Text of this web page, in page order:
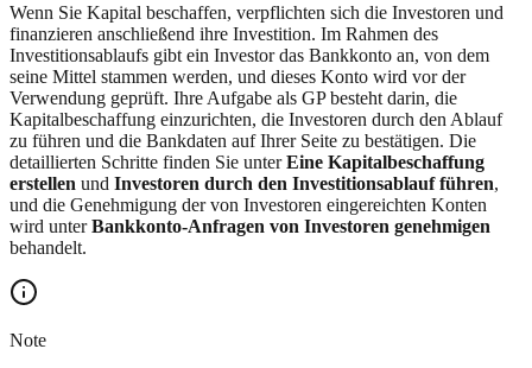
Wenn Sie Kapital beschaffen, verpflichten sich die Investoren und
finanzieren anschließend ihre Investition. Im Rahmen des
Investitionsablaufs gibt ein Investor das Bankkonto an, von dem
seine Mittel stammen werden, und dieses Konto wird vor der
Verwendung geprüft. Ihre Aufgabe als GP besteht darin, die
Kapitalbeschaffung einzurichten, die Investoren durch den Ablauf
zu führen und die Bankdaten auf Ihrer Seite zu bestätigen. Die
detaillierten Schritte finden Sie unterEine Kapitalbeschaffung
erstellen und Investoren durch den Investitionsablauf führen,
und die Genehmigung der von Investoren eingereichten Konten
wird unterBankkonto-Anfragen von Investoren genehmigen
behandelt.
Note